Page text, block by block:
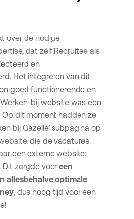
over de nodige
dat zélf Recruitee als
en
Het integreren van dit
goed functionerende en
bij website was een
Op dit moment hadden ze
bij Gazelle’ subpagina op
die de vacatures
een externe website:
Dit zorgde voor een
allesbehalve optimale
, dus hoog tijd voor een